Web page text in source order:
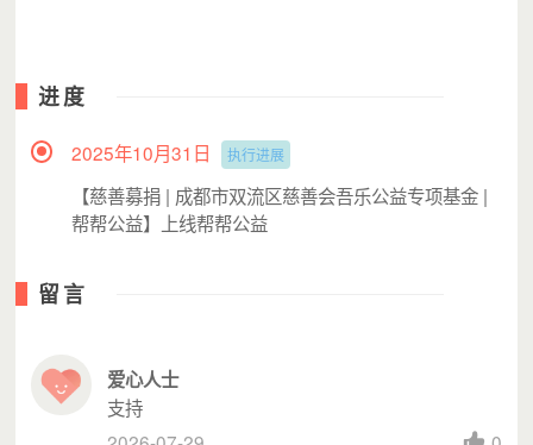
3.创造参与社会活动，加强同辈沟通交流的机会，增强社会
融入，提升人际关系；
4.推动倡导多元社会慈善力量和资源合力关爱困境未成年
进度
2025年10月31日 执行进展
【慈善募捐 | 成都市双流区慈善会吾乐公益专项基金 |
帮帮公益】上线帮帮公益
留言
爱心人士
支持